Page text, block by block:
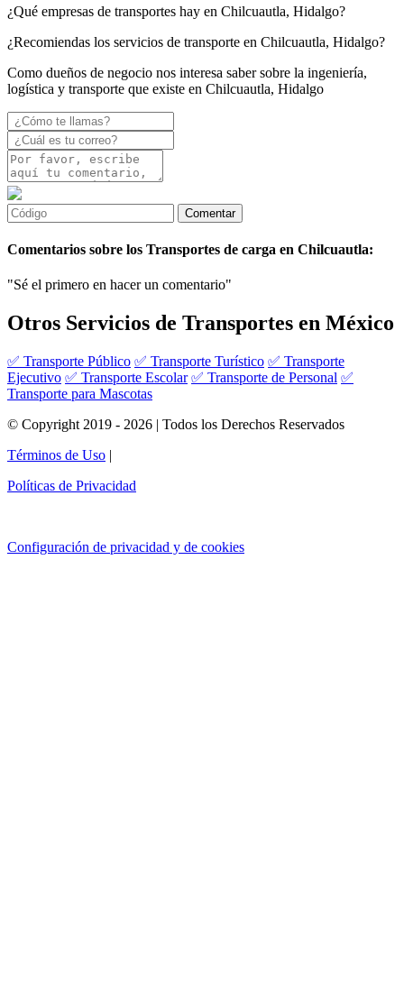
¿Qué empresas de transportes hay en Chilcuautla, Hidalgo?
¿Recomiendas los servicios de transporte en Chilcuautla, Hidalgo?
Como dueños de negocio nos interesa saber sobre la ingeniería,
logística y transporte que existe en Chilcuautla, Hidalgo
Comentarios sobre los Transportes de carga en Chilcuautla:
"Sé el primero en hacer un comentario"
Otros Servicios de Transportes en México
✅ Transporte Público ✅ Transporte Turístico ✅ Transporte
Ejecutivo ✅ Transporte Escolar ✅ Transporte de Personal ✅
Transporte para Mascotas
© Copyright 2019 - 2026 | Todos los Derechos Reservados
Términos de Uso |
Políticas de Privacidad
Configuración de privacidad y de cookies